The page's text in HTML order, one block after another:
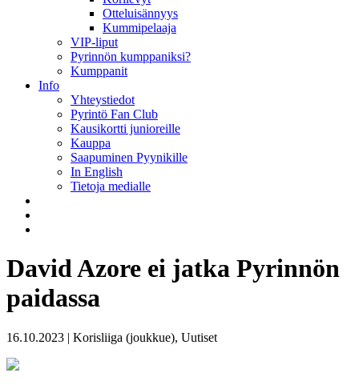
Otteluisännyys
Kummipelaaja
VIP-liput
Pyrinnön kumppaniksi?
Kumppanit
Info
Yhteystiedot
Pyrintö Fan Club
Kausikortti junioreille
Kauppa
Saapuminen Pyynikille
In English
Tietoja medialle
David Azore ei jatka Pyrinnön
paidassa
16.10.2023 | Korisliiga (joukkue), Uutiset